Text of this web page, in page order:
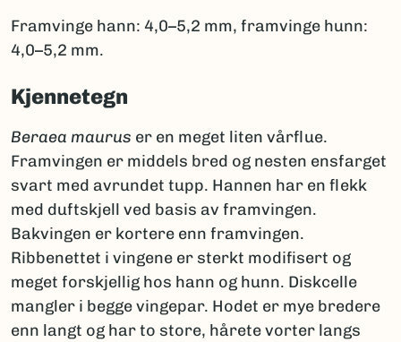
Framvinge hann: 4,0–5,2 mm, framvinge hunn:
4,0–5,2 mm.
Kjennetegn
Beraea maurus er en meget liten vårflue.
Framvingen er middels bred og nesten ensfarget
svart med avrundet tupp. Hannen har en flekk
med duftskjell ved basis av framvingen.
Bakvingen er kortere enn framvingen.
Ribbenettet i vingene er sterkt modifisert og
meget forskjellig hos hann og hunn. Diskcelle
mangler i begge vingepar. Hodet er mye bredere
enn langt og har to store, hårete vorter langs